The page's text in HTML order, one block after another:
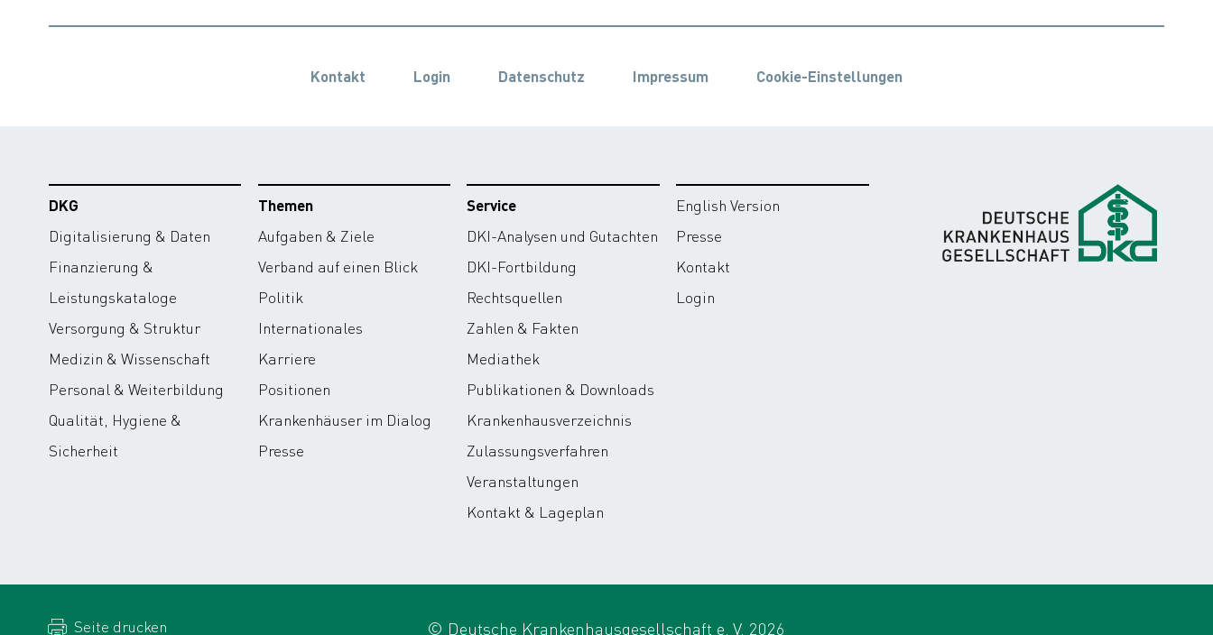
Kontakt Login Datenschutz Impressum Cookie-Einstellungen
DKG
Digitalisierung & Daten
Finanzierung &
Leistungskataloge
Versorgung & Struktur
Medizin & Wissenschaft
Personal & Weiterbildung
Qualität, Hygiene &
Sicherheit
Themen
Aufgaben & Ziele
Verband auf einen Blick
Politik
Internationales
Karriere
Positionen
Krankenhäuser im Dialog
Presse
Service
DKI-Analysen und Gutachten
DKI-Fortbildung
Rechtsquellen
Zahlen & Fakten
Mediathek
Publikationen & Downloads
Krankenhausverzeichnis
Zulassungsverfahren
Veranstaltungen
Kontakt & Lageplan
English Version
Presse
Kontakt
Login
Seite drucken © Deutsche Krankenhausgesellschaft e. V. 2026